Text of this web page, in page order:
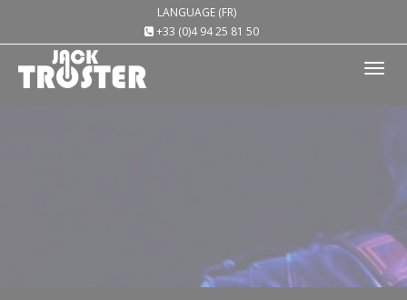
LANGUAGE (FR)
+33 (0)4 94 25 81 50